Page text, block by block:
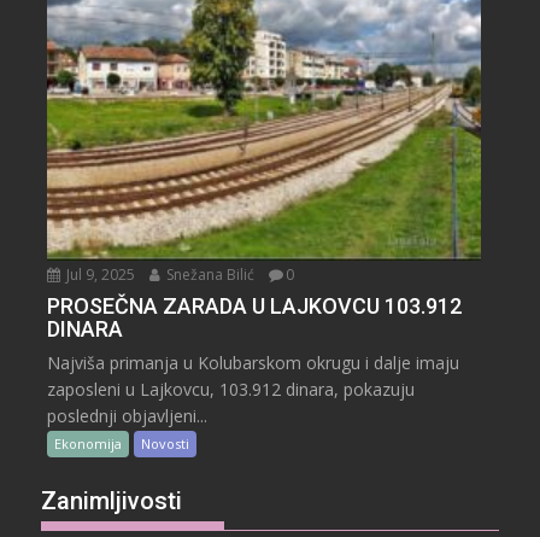
Jul 9, 2025 Snežana Bilić 0
PROSEČNA ZARADA U LAJKOVCU 103.912
DINARA
Najviša primanja u Kolubarskom okrugu i dalje imaju
zaposleni u Lajkovcu, 103.912 dinara, pokazuju
poslednji objavljeni...
Ekonomija Novosti
Zanimljivosti